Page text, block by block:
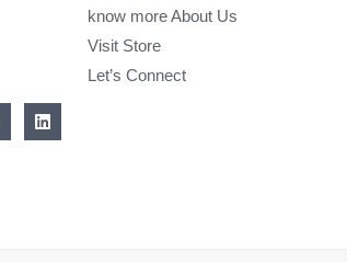
know more About Us
Visit Store
Let’s Connect